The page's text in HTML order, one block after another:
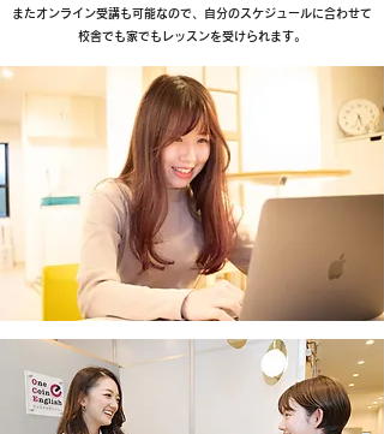
またオンライン受講も可能なので、自分のスケジュールに合わせて
校舎でも家でもレッスンを受けられます。